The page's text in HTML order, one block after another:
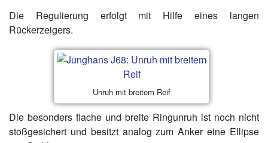
Die Regulierung erfolgt mit Hilfe eines langen
Rückerzeigers.
Unruh mit breitem Reif
Die besonders flache und breite Ringunruh ist noch nicht
stoßgesichert und besitzt analog zum Anker eine Ellipse